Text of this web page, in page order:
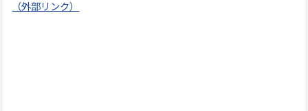
（外部リンク）